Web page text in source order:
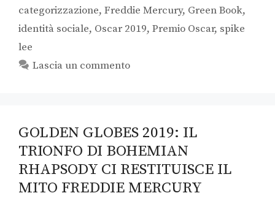
categorizzazione, Freddie Mercury, Green Book,
identità sociale, Oscar 2019, Premio Oscar, spike
lee
Lascia un commento
GOLDEN GLOBES 2019: IL
TRIONFO DI BOHEMIAN
RHAPSODY CI RESTITUISCE IL
MITO FREDDIE MERCURY